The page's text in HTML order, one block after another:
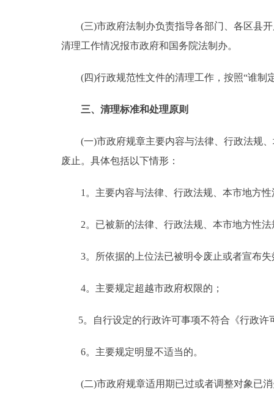
(三)市政府法制办负责指导各部门、各区县开
清理工作情况报市政府和国务院法制办。
(四)行政规范性文件的清理工作，按照“谁制
三、清理标准和处理原则
(一)市政府规章主要内容与法律、行政法规、
废止。具体包括以下情形：
1。主要内容与法律、行政法规、本市地方性
2。已被新的法律、行政法规、本市地方性法
3。所依据的上位法已被明令废止或者宣布失
4。主要规定超越市政府权限的；
5。自行设定的行政许可事项不符合《行政许
6。主要规定明显不适当的。
(二)市政府规章适用期已过或者调整对象已消